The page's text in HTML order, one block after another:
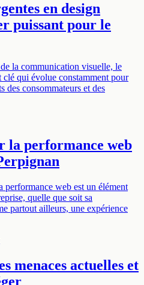
en design
puissant pour le
la communication visuelle, le
clé qui évolue constamment pour
des consommateurs et des
la performance web
performance web est un élément
quelle que soit sa
partout ailleurs, une expérience
menaces actuelles et